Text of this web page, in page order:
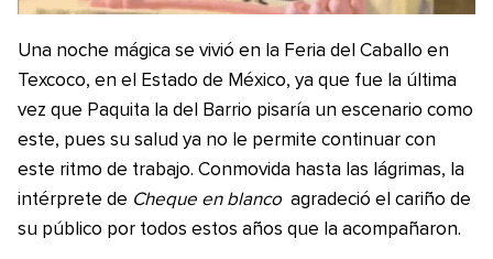
Una noche mágica se vivió en la Feria del Caballo en
Texcoco, en el Estado de México, ya que fue la última
vez que Paquita la del Barrio pisaría un escenario como
este, pues su salud ya no le permite continuar con
este ritmo de trabajo. Conmovida hasta las lágrimas, la
intérprete de Cheque en blanco agradeció el cariño de
su público por todos estos años que la acompañaron.